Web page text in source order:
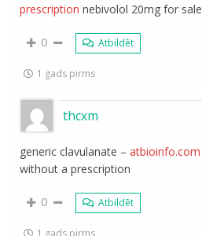
prescription nebivolol 20mg for sale
0 Atbildēt
1 gads pirms
thcxm
generic clavulanate –atbioinfo.com
without a prescription
0 Atbildēt
1 gads pirms